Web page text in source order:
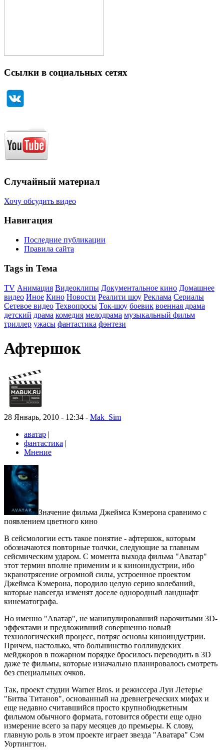
Ссылки в социальных сетях
Случайный материал
Хочу обсудить видео
Навигация
Последние публикации
Правила сайта
Tags in Тема
TV Анимация Видеоклипы Документальное кино Домашнее
видео Иное Кино Новости Реалити шоу Реклама Сериалы
Сетевое видео Техвопросы Ток-шоу боевик военная драма
детский драма комедия мелодрама музыкальный фильм
триллер ужасы фантастика фэнтези
Афтершок
28 Январь, 2010 - 12:34 - Mak_Sim
аватар |
фантастика |
Мнение
Значение фильма Джеймса Кэмерона сравнимо с
появлением цветного кино
В сейсмологии есть такое понятие - афтершок, которым
обозначаются повторные толчки, следующие за главным
сейсмическим ударом. С момента выхода фильма "Аватар"
этот термин вполне применим и к киноиндустрии, ибо
экранотрясение огромной силы, устроенное проектом
Джеймса Кэмерона, породило целую серию колебаний,
которые навсегда изменят доселе однородный ландшафт
кинематографа.
Но именно "Аватар", не манипулировавший нарочитыми 3D-
эффектами и предложивший совершенно новый
технологический процесс, потряс основы киноиндустрии.
Причем, настолько, что большинство голливудских
мейджоров в пожарном порядке бросилось переводить в 3D
даже те фильмы, которые изначально планировалось смотреть
без специальных очков.
Так, проект студии Warner Bros. и режиссера Луи Летерье
"Битва Титанов", основанный на древнегреческих мифах и
еще недавно считавшийся просто крупнобюджетным
фильмом обычного формата, готовится обрести еще одно
измерение всего за пару месяцев до премьеры. К слову,
главную роль в этом проекте играет звезда "Аватара" Сэм
Уортингтон.